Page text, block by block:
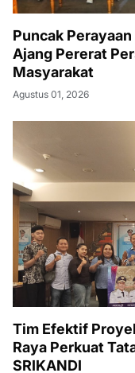
Puncak
Ajang Pererat
Masyarakat
Agustus 01, 2026
Tim Efektif
Raya Perkuat
SRIKANDI